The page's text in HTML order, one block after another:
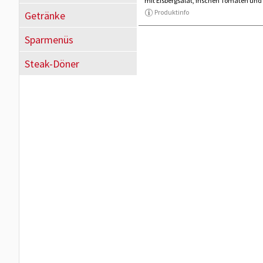
Getränke
Sparmenüs
Steak-Döner
Produktinfo